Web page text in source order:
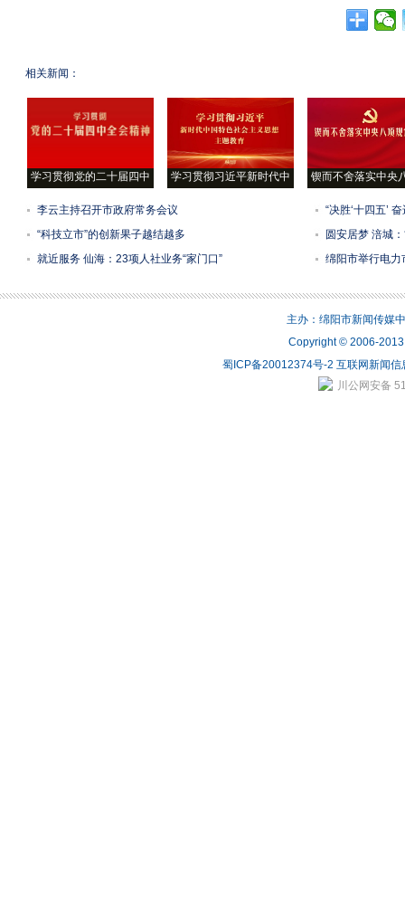
相关新闻：
学习贯彻党的二十届四中 学习贯彻习近平新时代中 锲而不舍落实中央
李云主持召开市政府常务会议
“决胜‘十四五’
“科技立市”的创新果子越结越多
圆安居梦 涪城
就近服务 仙海：23项人社业务“家门口”
绵阳市举行电力
主办：绵阳市新闻传媒
Copyright © 2006-
蜀ICP备20012374号-2 互联网新闻
川公网安备